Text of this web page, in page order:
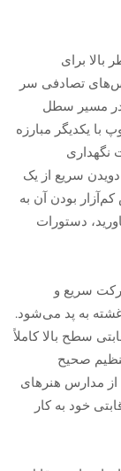
بالا برای
تصادفی سر
در مسیر سطل
با یکدیگر مبارزه
نگهداری
سریع از یک
بودن آن به
دستورات
سریع و
به پد می‌شود.
سطح بالا کاملاً
صحیح
مدارس هنرهای
خود به کار